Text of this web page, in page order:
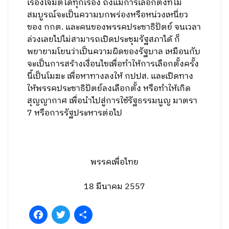
เรื่องโจมตีได้ทุกเรื่อง ถึงแม้การเลือกตั้งที่ไม่
สมบูรณ์จะเป็นความบกพร่องหรือหน่วงเหนี่ยว
ของ กกต. และคนของพรรคประชาธิปัตย์ จนเวลา
ล่วงเลยไปไม่สามารถเปิดประชุมรัฐสภาได้ ก็
พยายามโยนว่าเป็นความผิดของรัฐบาล เหมือนกับ
จะเป็นการสร้างเงื่อนไขเพื่อทำให้การเลือกตั้งครั้ง
นี้เป็นโมฆะ เพื่อหาทางลงให้ กปปส. และเปิดทาง
ให้พรรคประชาธิปัตย์ลงเลือกตั้ง หรือทำให้เกิด
สุญญากาศ เพื่อนำไปสู่การใช้รัฐธรรมนูญ มาตรา
7 หรือการรัฐประหารต่อไป
พรรคเพื่อไทย
18 มีนาคม 2557
FacebookTwitter